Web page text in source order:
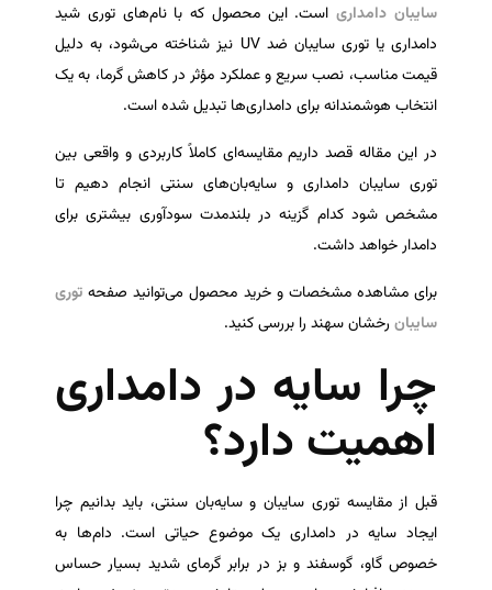
سایبان دامداریاست. این محصول که با نام‌های توری شید
دامداری یا توری سایبان ضد UV نیز شناخته می‌شود، به دلیل
قیمت مناسب، نصب سریع و عملکرد مؤثر در کاهش گرما، به یک
انتخاب هوشمندانه برای دامداری‌ها تبدیل شده است.
در این مقاله قصد داریم مقایسه‌ای کاملاً کاربردی و واقعی بین
توری سایبان دامداری و سایه‌بان‌های سنتی انجام دهیم تا
مشخص شود کدام گزینه در بلندمدت سودآوری بیشتری برای
دامدار خواهد داشت.
برای مشاهده مشخصات و خرید محصول می‌توانید صفحه توری
سایبان رخشان سهند را بررسی کنید.
چرا سایه در دامداری
اهمیت دارد؟
قبل از مقایسه توری سایبان و سایه‌بان سنتی، باید بدانیم چرا
ایجاد سایه در دامداری یک موضوع حیاتی است. دام‌ها به
خصوص گاو، گوسفند و بز در برابر گرمای شدید بسیار حساس